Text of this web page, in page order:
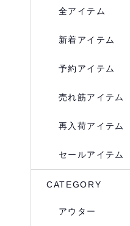
全アイテム
新着アイテム
予約アイテム
売れ筋アイテム
再入荷アイテム
セールアイテム
CATEGORY
アウター